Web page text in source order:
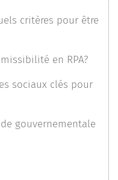
critères pour être
en RPA?
sociaux clés pour
gouvernementale